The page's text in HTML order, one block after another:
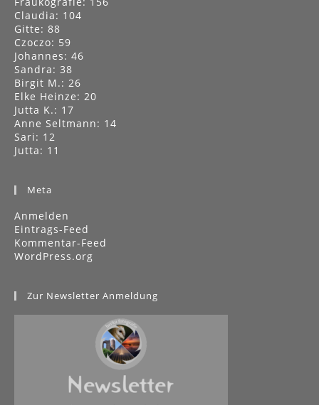
Czoczo: 59
Johannes: 46
Sandra: 38
Birgit M.: 26
Elke Heinze: 20
Jutta K.: 17
Anne Seltmann: 14
Sari: 12
Jutta: 11
Anmelden
Kommentar-Feed
WordPress.org
Zur Newsletter Anmeldung